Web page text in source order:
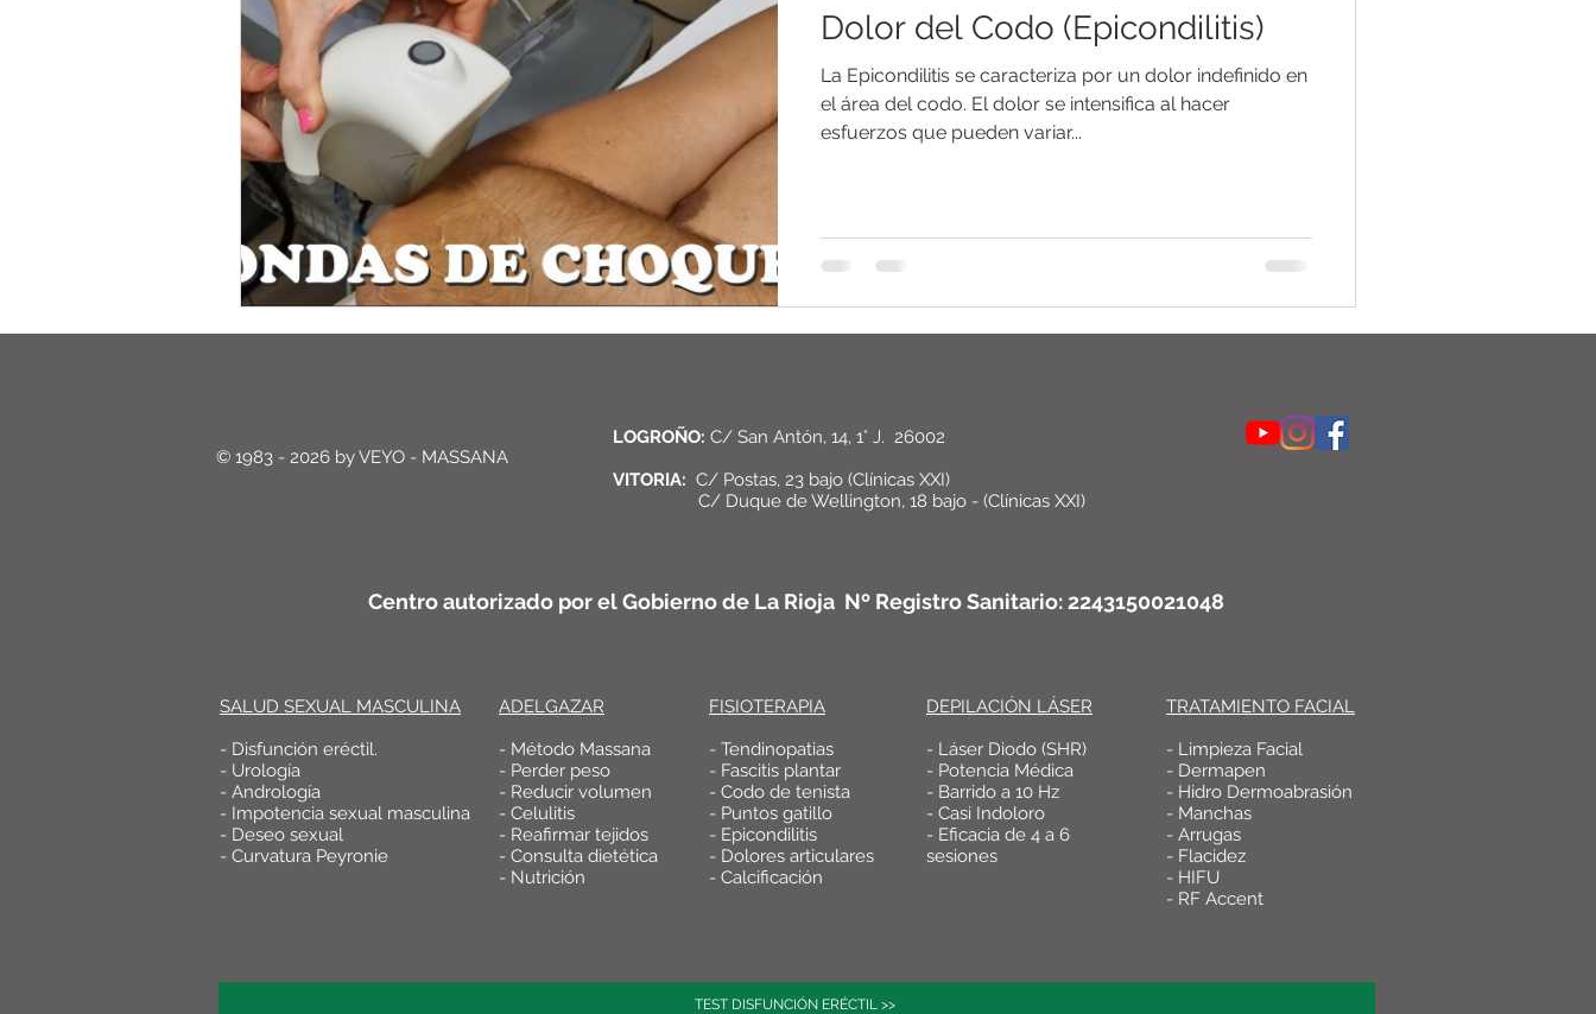
Dolor del Codo (Epicondilitis)
La Epicondilitis se caracteriza por un dolor indefinido en
el área del codo. El dolor se intensifica al hacer
esfuerzos que pueden variar...
© 1983 - 2026 by VEYO - MASSANA
LOGROÑO: C/ San Antón, 14, 1° J. 26002
VITORIA: C/ Postas, 23 bajo (Clínicas XXI)
C/ Duque de Wellington, 18 bajo - (Clínicas XXI)
Centro autorizado por el Gobierno de La Rioja Nº Registro Sanitario: 2243150021048
SALUD SEXUAL MASCULINA
- Disfunción eréctil.
- Urología
- Andrología
- Impotencia sexual masculina
- Deseo sexual
- Curvatura Peyronie
ADELGAZAR
- Método Massana
- Perder peso
- Reducir volumen
- Celulitis
- Reafirmar tejidos
- Consulta dietética
- Nutrición
FISIOTERAPIA
- Tendinopatias
- Fascitis plantar
- Codo de tenista
- Puntos gatillo
- Epicondilitis
- Dolores articulares
- Calcificación
DEPILACIÓN LÁSER
- Láser Diodo (SHR)
- Potencia Médica
- Barrido a 10 Hz
- Casi Indoloro
- Eficacia de 4 a 6
sesiones
TRATAMIENTO FACIAL
- Limpieza Facial
- Dermapen
- Hidro Dermoabrasión
- Manchas
- Arrugas
- Flacidez
- HIFU
- RF Accent
TEST DISFUNCIÓN ERÉCTIL >>